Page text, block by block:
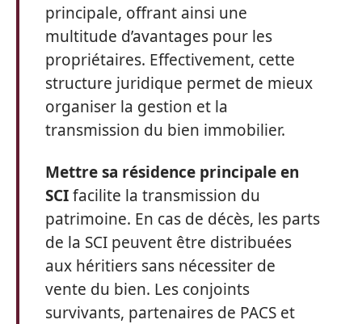
principale, offrant ainsi une
multitude d’avantages pour les
propriétaires. Effectivement, cette
structure juridique permet de mieux
organiser la gestion et la
transmission du bien immobilier.
Mettre sa résidence principale en
SCIfacilite la transmission du
patrimoine. En cas de décès, les parts
de la SCI peuvent être distribuées
aux héritiers sans nécessiter de
vente du bien. Les conjoints
survivants, partenaires de PACS et